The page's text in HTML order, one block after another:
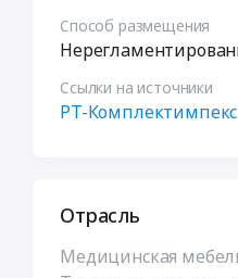
Способ размещения
Ссылки на источники
РТ-Комплектимпекс
Отрасль
Медицинская